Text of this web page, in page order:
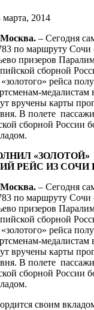
марта, 2014
Москва. – Сегодня
по маршруту Сочи
призеров
сборной
рейса
медалистам
вручены карты
В полете
сборной России
«ЗОЛОТОЙ»
РЕЙС ИЗ СОЧИ
Москва. – Сегодня
по маршруту Сочи
призеров
сборной
рейса
медалистам
вручены карты
В полете
сборной России
своим